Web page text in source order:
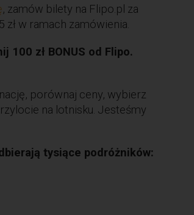
, zamów bilety na Flipo.pl za
zł w ramach zamówienia.
100 zł BONUS od Flipo.
porównaj ceny, wybierz
na lotnisku. Jesteśmy
tysiące podróżników: